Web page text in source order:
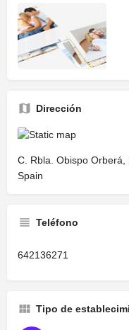
Dirección
C. Rbla. Obispo Orberá,
Spain
Teléfono
642136271
Tipo de